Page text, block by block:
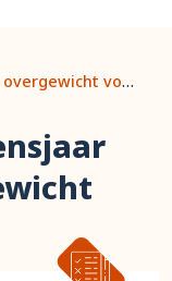
Al in het eerste levensjaar het risico op overgewicht voorspellen